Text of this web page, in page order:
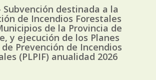
destinada a la
de Incendios Forestales
de la Provincia de
y ejecución de los Planes
de Prevención de Incendios
(PLPIF) anualidad 2026